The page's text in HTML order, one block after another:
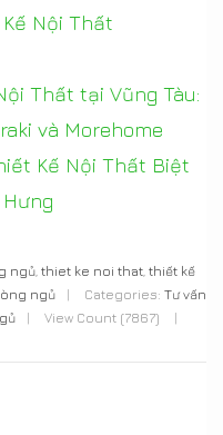
Nội Thất
Thất tại Vũng Tàu:
và Morehome
Kế Nội Thất Biệt
ngủ thiet ke noi that thiết kế
ngủ | Categories: Tư vấn
| View Count (7867)
|